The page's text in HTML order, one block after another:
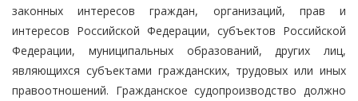
законных интересов граждан, организаций, прав и
интересов Российской Федерации, субъектов Российской
Федерации, муниципальных образований, других лиц,
являющихся субъектами гражданских, трудовых или иных
правоотношений. Гражданское судопроизводство должно